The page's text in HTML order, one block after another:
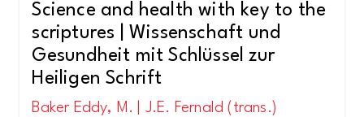
Science and health with key to the
scriptures | Wissenschaft und
Gesundheit mit Schlüssel zur
Heiligen Schrift
Baker Eddy, M. | J.E. Fernald (trans.)